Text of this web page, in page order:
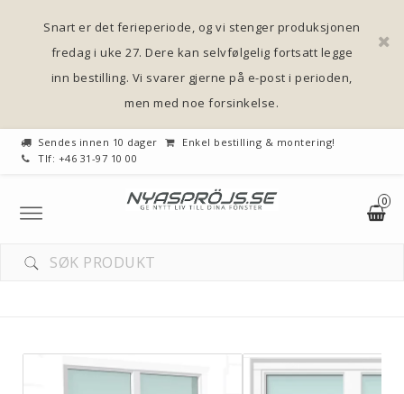
Snart er det ferieperiode, og vi stenger produksjonen
fredag i uke 27. Dere kan selvfølgelig fortsatt legge
inn bestilling. Vi svarer gjerne på e-post i perioden,
men med noe forsinkelse.
Sendes innen 10 dager
Enkel bestilling & montering!
Tlf: +46 31-97 10 00
0
Toggle
navigation